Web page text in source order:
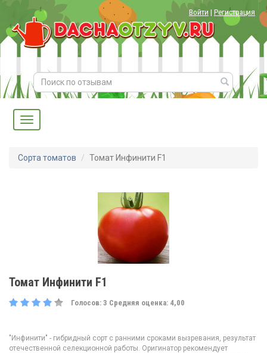
Войти | Регистрация
Сорта томатов Томат Инфинити F1
Томат Инфинити F1
Голосов: 3 Средняя оценка: 4,00
"Инфинити" - гибридный сорт с ранними сроками вызревания, результат
отечественной селекционной работы. Оригинатор рекомендует